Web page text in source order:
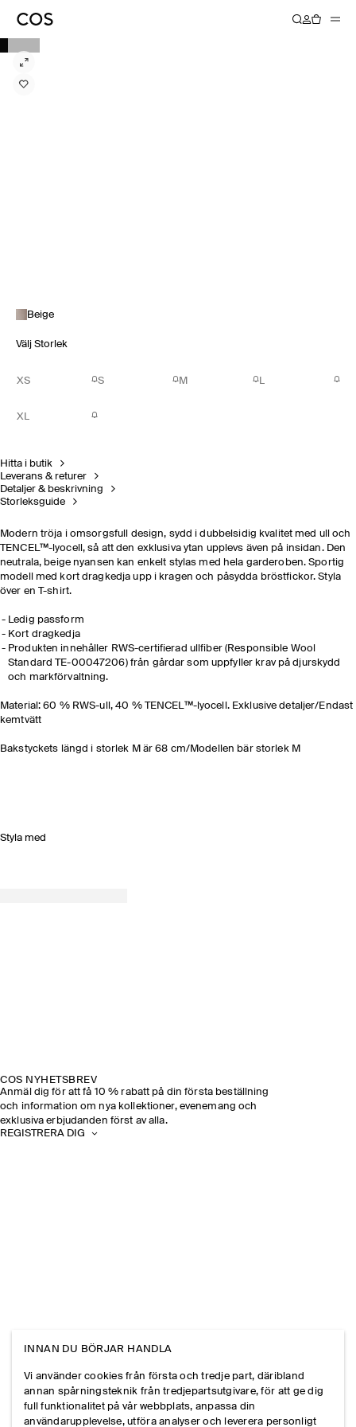
Beige
Välj Storlek
XS S M L
XL
Hitta i butik
Leverans & returer
Detaljer & beskrivning
Storleksguide
Modern tröja i omsorgsfull design, sydd i dubbelsidig kvalitet med ull och
TENCEL™-lyocell, så att den exklusiva ytan upplevs även på insidan. Den
neutrala, beige nyansen kan enkelt stylas med hela garderoben. Sportig
modell med kort dragkedja upp i kragen och påsydda bröstfickor. Styla
över en T-shirt.
Ledig passform
Kort dragkedja
Produkten innehåller RWS-certifierad ullfiber (Responsible Wool
Standard TE-00047206) från gårdar som uppfyller krav på djurskydd
och markförvaltning.
Material: 60 % RWS-ull, 40 % TENCEL™-lyocell. Exklusive detaljer/Endast
kemtvätt
Bakstyckets längd i storlek M är 68 cm/Modellen bär storlek M
Styla med
COS NYHETSBREV
Anmäl dig för att få 10 % rabatt på din första beställning
och information om nya kollektioner, evenemang och
exklusiva erbjudanden först av alla.
REGISTRERA DIG
INNAN DU BÖRJAR HANDLA
Vi använder cookies från första och tredje part, däribland
annan spårningsteknik från tredjepartsutgivare, för att ge dig
full funktionalitet på vår webbplats, anpassa din
användarupplevelse, utföra analyser och leverera personligt